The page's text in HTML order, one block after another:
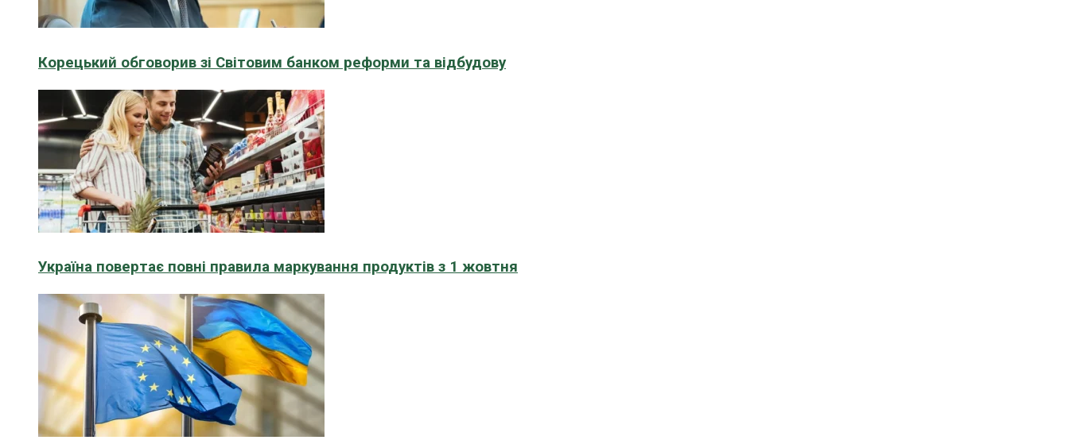
Корецький обговорив зі Світовим банком реформи та відбудову
Україна повертає повні правила маркування продуктів з 1 жовтня